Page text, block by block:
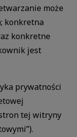
może
konkretna
konkretne
jest
prywatności
tej witryny